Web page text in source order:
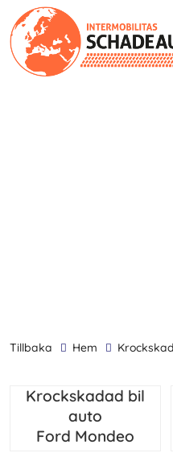
tillbaka Hem
Krockskadad bil
auto
Ford Mondeo